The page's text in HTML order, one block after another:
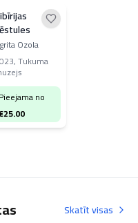
Ozola
,Tukuma
Pieejama no
25.00
Skatīt visas